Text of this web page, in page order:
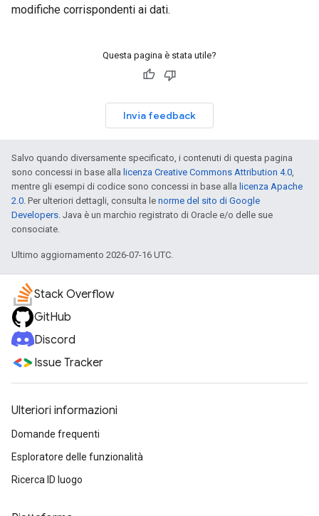
modifiche corrispondenti ai dati.
Questa pagina è stata utile?
Invia feedback
Salvo quando diversamente specificato, i contenuti di questa pagina
sono concessi in base alla licenza Creative Commons Attribution 4.0
mentre gli esempi di codice sono concessi in base alla licenza Apache
2.0 . Per ulteriori dettagli, consulta le norme del sito di Google
Developers . Java è un marchio registrato di Oracle e/o delle sue
consociate.
Ultimo aggiornamento 2026-07-16 UTC.
Stack Overflow
GitHub
Discord
Issue Tracker
Ulteriori informazioni
Domande frequenti
Esploratore delle funzionalità
Ricerca ID luogo